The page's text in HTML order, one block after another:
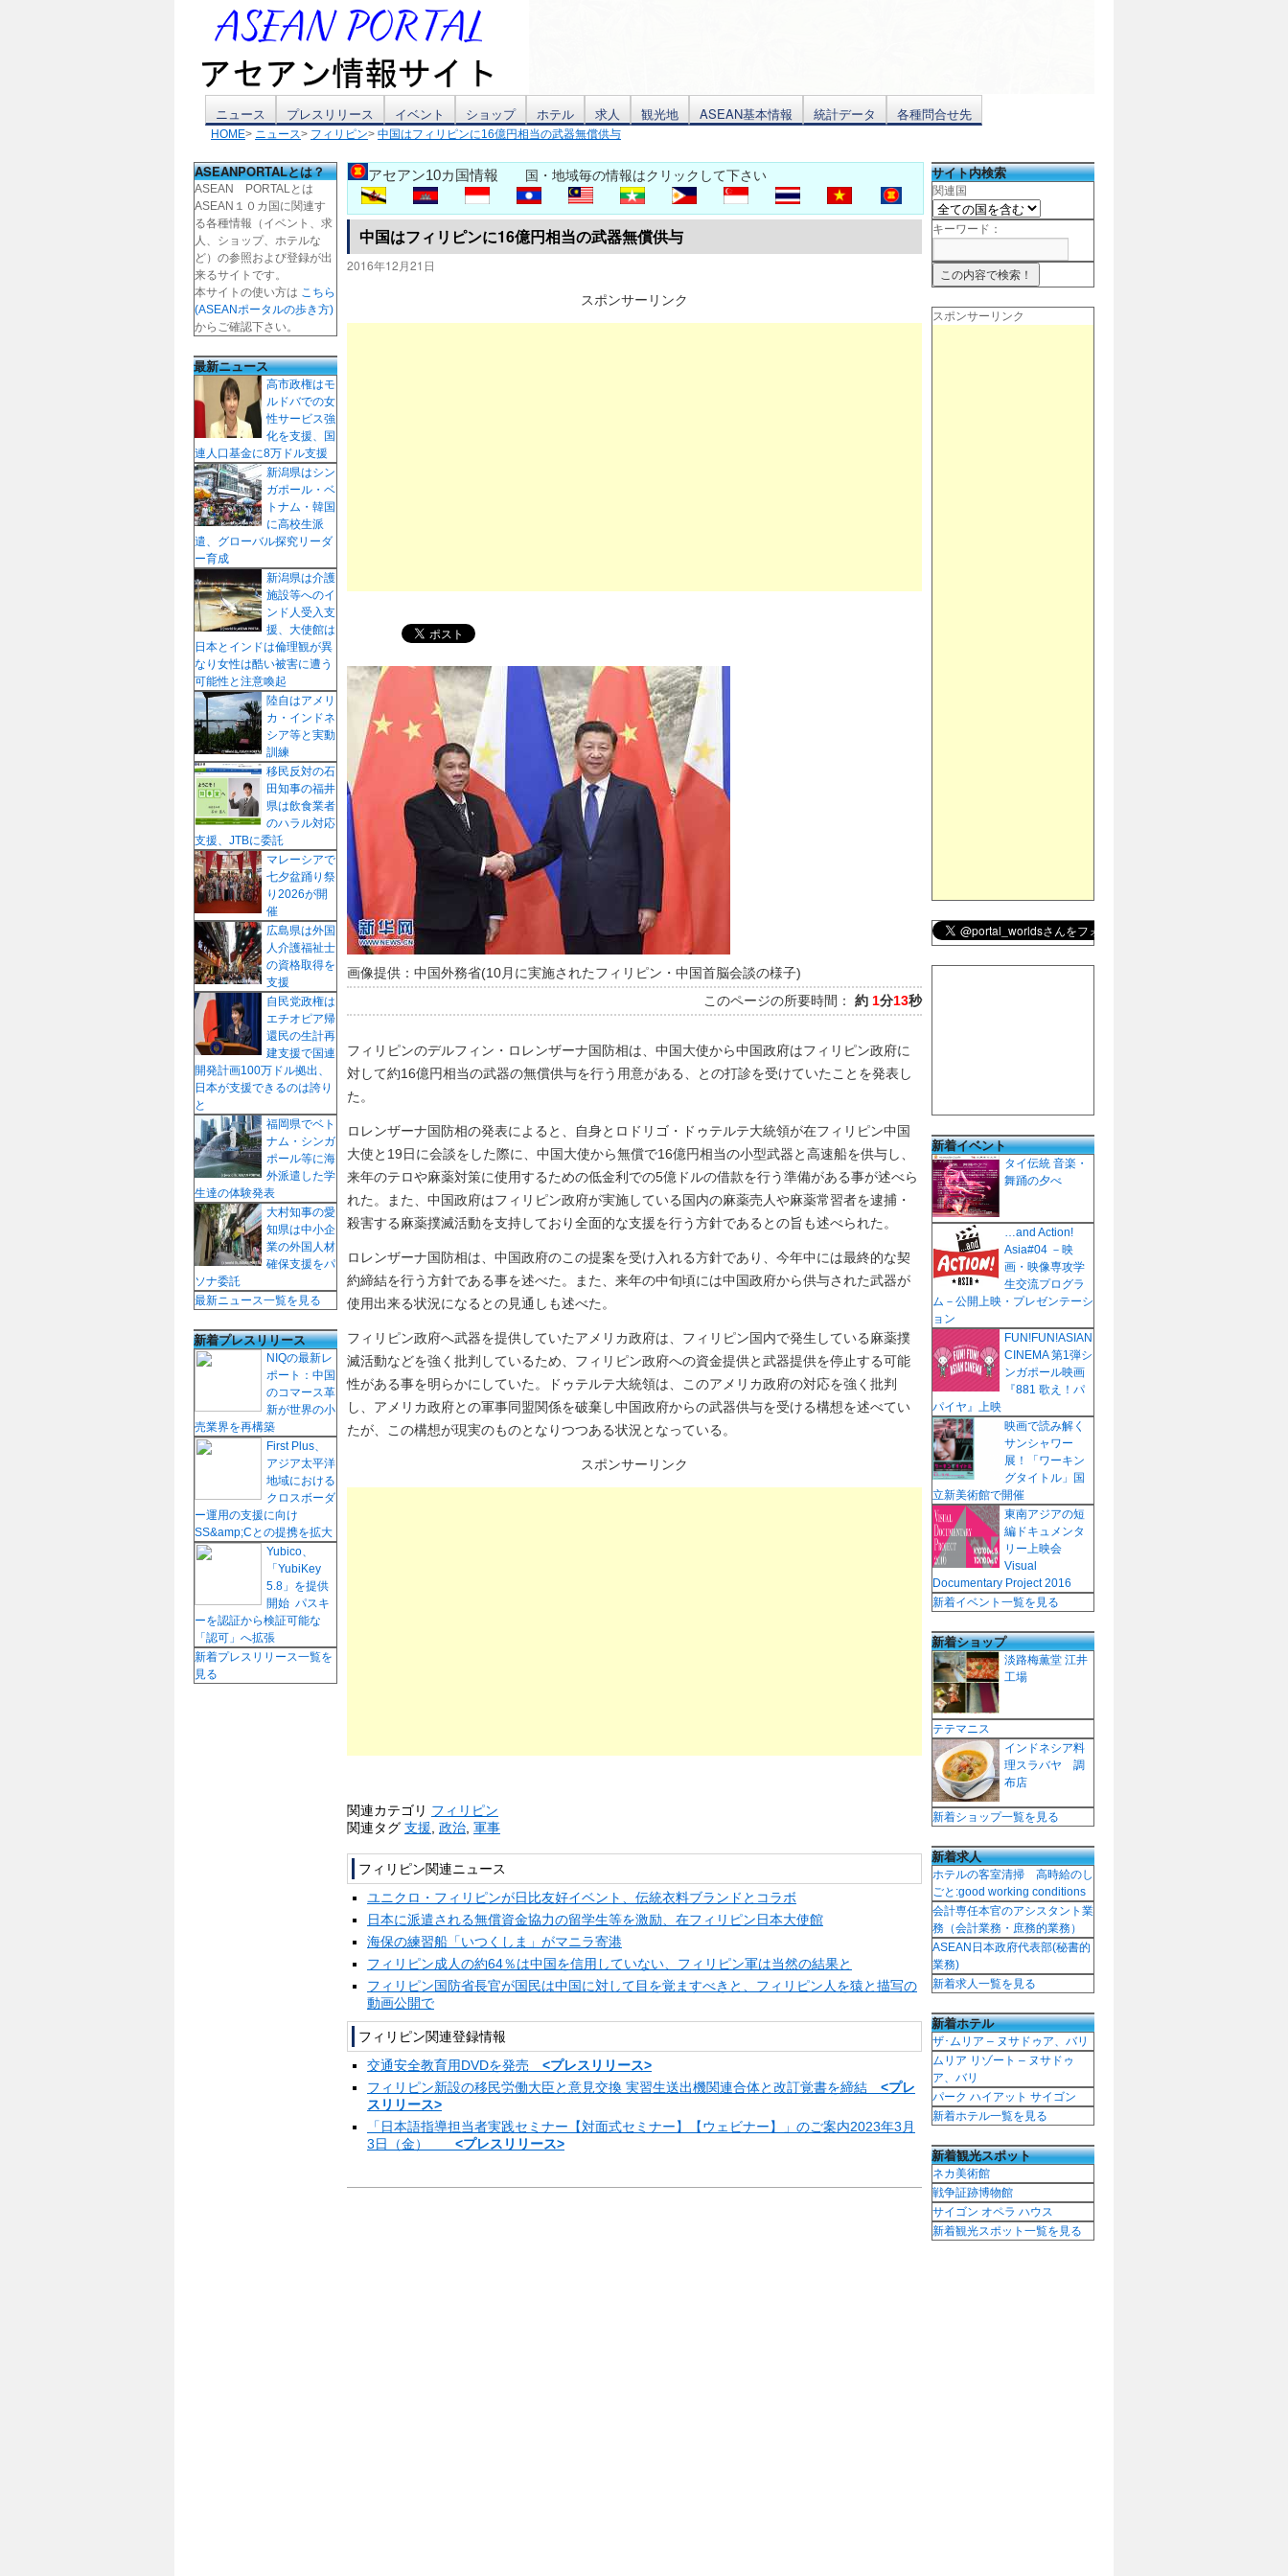
テ
ン
ツ
へ
ス
キ
ッ
プ
ニュース プレスリリース イベント ショップ ホテル 求人 観光地 ASEAN基本情報 統計データ 各種問合せ先
HOME> ニュース> フィリピン> 中国はフィリピンに16億円相当の武器無償供与
アセアン10カ国情報 国・地域毎の情報はクリックして下さい
中国はフィリピンに16億円相当の武器無償供与
2016年12月21日
スポンサーリンク
画像提供：中国外務省(10月に実施されたフィリピン・中国首脳会談の様子)
このページの所要時間： 約 1分13秒
フィリピンのデルフィン・ロレンザーナ国防相は、中国大使から中国政府はフィリピン政府に
対して約16億円相当の武器の無償供与を行う用意がある、との打診を受けていたことを発表し
た。
ロレンザーナ国防相の発表によると、自身とロドリゴ・ドゥテルテ大統領が在フィリピン中国
大使と19日に会談をした際に、中国大使から無償で16億円相当の小型武器と高速船を供与し、
来年のテロや麻薬対策に使用するための低金利での5億ドルの借款を行う準備がある事が述べら
れた。また、中国政府はフィリピン政府が実施している国内の麻薬売人や麻薬常習者を逮捕・
殺害する麻薬撲滅活動を支持しており全面的な支援を行う方針であるとの旨も述べられた。
ロレンザーナ国防相は、中国政府のこの提案を受け入れる方針であり、今年中には最終的な契
約締結を行う方針である事を述べた。また、来年の中旬頃には中国政府から供与された武器が
使用出来る状況になるとの見通しも述べた。
フィリピン政府へ武器を提供していたアメリカ政府は、フィリピン国内で発生している麻薬撲
滅活動などを強く批判しているため、フィリピン政府への資金提供と武器提供を停止する可能
性がある事を明らかにしていた。ドゥテルテ大統領は、このアメリカ政府の対応を強く批判
し、アメリカ政府との軍事同盟関係を破棄し中国政府からの武器供与を受ける構想を述べてい
たが、この構想が現実のものとなりつつある状況となっている。
スポンサーリンク
関連カテゴリ フィリピン
関連タグ 支援 政治 軍事
フィリピン関連ニュース
ユニクロ・フィリピンが日比友好イベント、伝統衣料ブランドとコラボ
日本に派遣される無償資金協力の留学生等を激励、在フィリピン日本大使館
海保の練習船「いつくしま」がマニラ寄港
フィリピン成人の約64％は中国を信用していない、フィリピン軍は当然の結果と
フィリピン国防省長官が国民は中国に対して目を覚ますべきと、フィリピン人を猿と描写の
動画公開で
フィリピン関連登録情報
交通安全教育用DVDを発売 <プレスリリース>
フィリピン新設の移民労働大臣と意見交換 実習生送出機関連合体と改訂覚書を締結 <プレ
スリリース>
「日本語指導担当者実践セミナー【対面式セミナー】【ウェビナー】」のご案内2023年3月
3日（金） <プレスリリース>
ASEANPORTALとは？
ASEAN PORTALとは
ASEAN１０カ国に関連す
る各種情報（イベント、求
人、ショップ、ホテルな
ど）の参照および登録が出
来るサイトです。
本サイトの使い方は こちら
(ASEANポータルの歩き方)
からご確認下さい。
最新ニュース
高市政権はモ
ルドバでの女
性サービス強
化を支援、国
連人口基金に8万ドル支援
新潟県はシン
ガポール・ベ
トナム・韓国
に高校生派
遣、グローバル探究リーダ
ー育成
新潟県は介護
施設等へのイ
ンド人受入支
援、大使館は
日本とインドは倫理観が異
なり女性は酷い被害に遭う
可能性と注意喚起
陸自はアメリ
カ・インドネ
シア等と実動
訓練
移民反対の石
田知事の福井
県は飲食業者
のハラル対応
支援、JTBに委託
マレーシアで
七夕盆踊り祭
り2026が開
催
広島県は外国
人介護福祉士
の資格取得を
支援
自民党政権は
エチオピア帰
還民の生計再
建支援で国連
開発計画100万ドル拠出、
日本が支援できるのは誇り
と
福岡県でベト
ナム・シンガ
ポール等に海
外派遣した学
生達の体験発表
大村知事の愛
知県は中小企
業の外国人材
確保支援をパ
ソナ委託
最新ニュース一覧を見る
新着プレスリリース
NIQの最新レ
ポート：中国
のコマース革
新が世界の小
売業界を再構築
First Plus、
アジア太平洋
地域における
クロスボーダ
ー運用の支援に向け
SS&amp;Cとの提携を拡大
Yubico、
「YubiKey
5.8」を提供
開始 パスキ
ーを認証から検証可能な
「認可」へ拡張
新着プレスリリース一覧を
見る
サイト内検索
関連国
キーワード：
スポンサーリンク
新着イベント
タイ伝統 音楽・
舞踊の夕べ
…and Action!
Asia#04 －映
画・映像専攻学
生交流プログラ
ム－公開上映・プレゼンテーシ
ョン
FUN!FUN!ASIAN
CINEMA 第1弾シ
ンガポール映画
『881 歌え！パ
パイヤ』上映
映画で読み解く
サンシャワー
展！「ワーキン
グタイトル」国
立新美術館で開催
東南アジアの短
編ドキュメンタ
リー上映会
Visual
Documentary Project 2016
新着イベント一覧を見る
新着ショップ
淡路梅薫堂 江井
工場
テテマニス
インドネシア料
理スラバヤ 調
布店
新着ショップ一覧を見る
新着求人
ホテルの客室清掃 高時給のし
ごと:good working conditions
会計専任本官のアシスタント業
務（会計業務・庶務的業務）
ASEAN日本政府代表部(秘書的
業務)
新着求人一覧を見る
新着ホテル
ザ･ムリア – ヌサドゥア、バリ
ムリア リゾート – ヌサドゥ
ア、バリ
パーク ハイアット サイゴン
新着ホテル一覧を見る
新着観光スポット
ネカ美術館
戦争証跡博物館
サイゴン オペラ ハウス
新着観光スポット一覧を見る